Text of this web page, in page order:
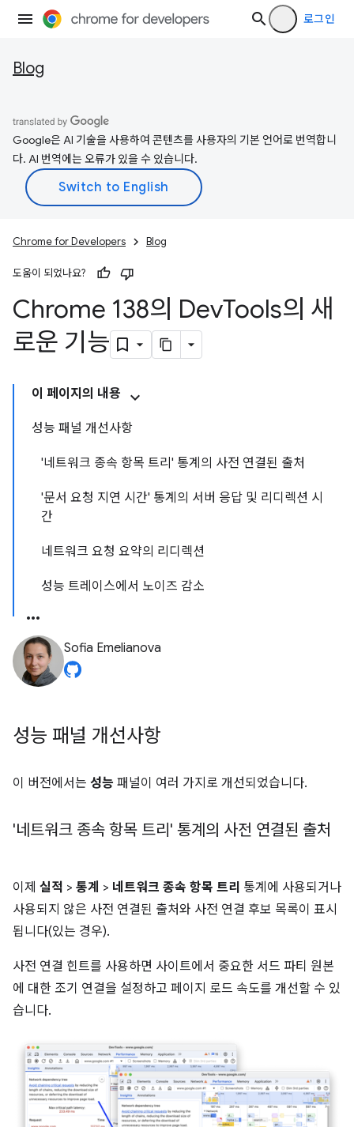
로그인
Blog
Google은 AI 기술을 사용하여 콘텐츠를 사용자의 기본 언어로 번역합니
다. AI 번역에는 오류가 있을 수 있습니다.
Chrome for Developers Blog
도움이 되었나요?
Chrome 138의 DevTools의 새
로운 기능
이 페이지의 내용
성능 패널 개선사항
'네트워크 종속 항목 트리' 통계의 사전 연결된 출처
'문서 요청 지연 시간' 통계의 서버 응답 및 리디렉션 시
간
네트워크 요청 요약의 리디렉션
성능 트레이스에서 노이즈 감소
Sofia Emelianova
성능 패널 개선사항
이 버전에서는 성능 패널이 여러 가지로 개선되었습니다.
'네트워크 종속 항목 트리' 통계의 사전 연결된 출처
이제 실적 > 통계 > 네트워크 종속 항목 트리 통계에 사용되거나
사용되지 않은 사전 연결된 출처와 사전 연결 후보 목록이 표시
됩니다(있는 경우).
사전 연결 힌트를 사용하면 사이트에서 중요한 서드 파티 원본
에 대한 조기 연결을 설정하고 페이지 로드 속도를 개선할 수 있
습니다.